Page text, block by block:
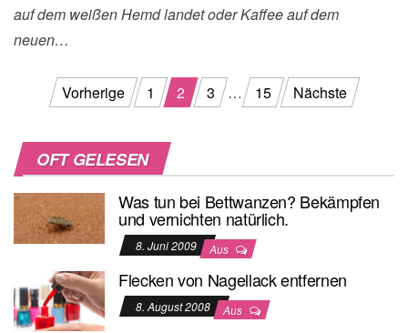
auf dem weißen Hemd landet oder Kaffee auf dem
neuen…
Beitragsnavigation
Vorherige 1 2 3 … 15 Nächste
OFT GELESEN
Was tun bei Bettwanzen? Bekämpfen
und vernichten natürlich.
8. Juni 2009 Aus
Flecken von Nagellack entfernen
8. August 2008 Aus